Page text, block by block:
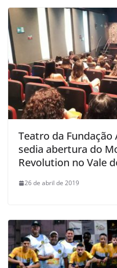
Teatro da Fundação
sedia abertura do
Revolution no Vale
26 de abril de 2019